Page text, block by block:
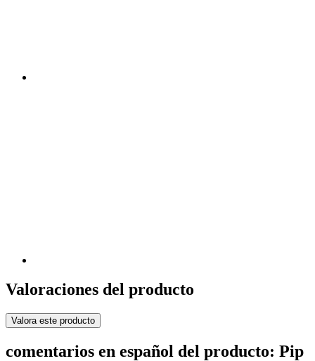
Valoraciones del producto
Valora este producto
comentarios en español del producto: Pip